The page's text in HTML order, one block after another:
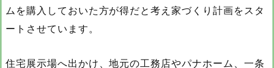
ムを購入しておいた方が得だと考え家づくり計画をスタ
ートさせています。
住宅展示場へ出かけ、地元の工務店やパナホーム、一条